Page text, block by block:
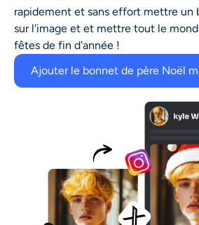
rapidement et sans effort mettre un
sur l'image et et mettre tout le
fêtes de fin d'année !
Ajouter le bonnet de père Noël